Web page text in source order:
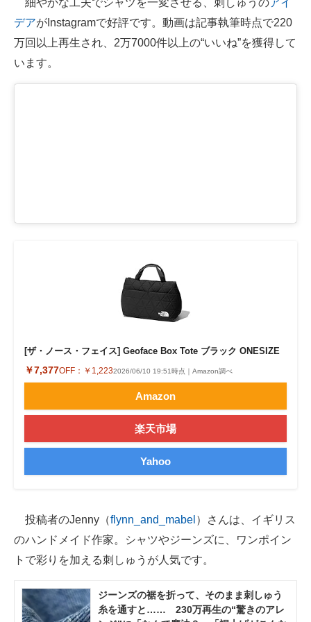
ITの今と未来を見通す
スマホと通信の最新トレンド
ITエンジニア向け専門サイト
IT製品の技術・比較・事例
モノづくり技術者専門サイト
エレクトロニクス専門サイト
電子設計の基本と応用
建設×テクノロジーの最前線
ちょっと気になるネットの話題
細やかな工夫でシャツを一変させる、刺しゅうの アイ
デアがInstagramで好評です。動画は記事執筆時点で220
万回以上再生され、2万7000件以上の“いいね”を獲得して
います。
[ザ・ノース・フェイス] Geoface Box Tote ブラック ONESIZE
￥7,377OFF： ￥1,2232026/06/10 19:51時点｜Amazon調べ
Amazon
楽天市場
Yahoo
投稿者のJenny（flynn_and_mabel ）さんは、イギリス
のハンドメイド作家。シャツやジーンズに、ワンポイン
トで彩りを加える刺しゅうが人気です。
ジーンズの裾を折って、そのまま刺しゅう
糸を通すと…… 230万再生の“驚きのアレ